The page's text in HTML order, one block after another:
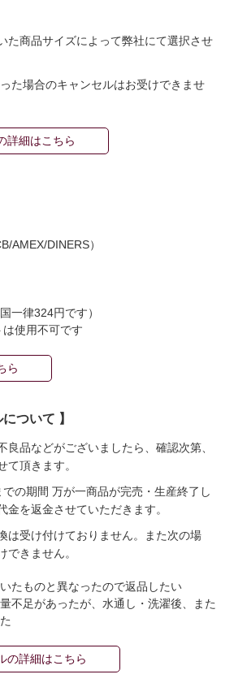
た商品サイズによって弊社にて選択させ
た場合のキャンセルはお受けできませ
詳細はこちら
AMEX/DINERS）
一律324円です）
使用不可です
ら
ついて 】
良品などがございましたら、確認次第、
て頂きます。
の期間 万が一商品が完売・生産終了し
金を返金させていただきます。
は受け付けておりません。また次の場
できません。
たものと異なったので返品したい
不足があったが、水通し・洗濯後、また
の詳細はこちら